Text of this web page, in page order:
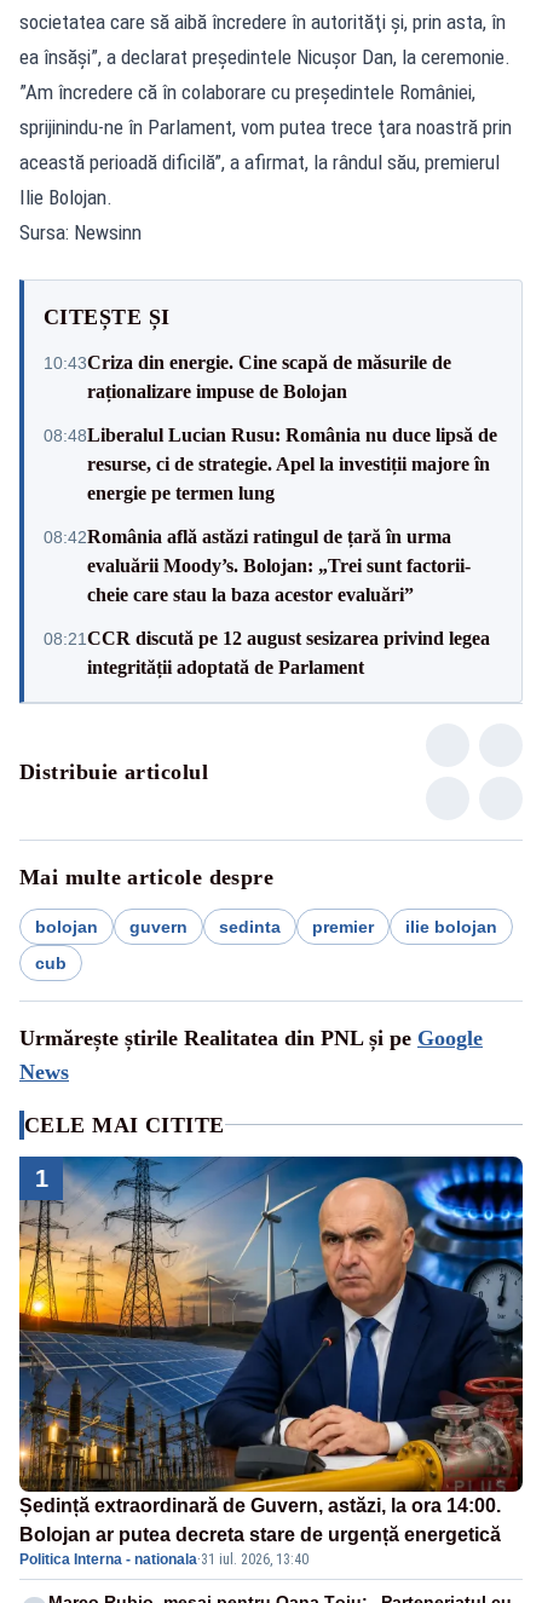
societatea care să aibă încredere în autorităţi şi, prin asta, în
ea însăşi”, a declarat preşedintele Nicuşor Dan, la ceremonie.
”Am încredere că în colaborare cu preşedintele României,
sprijinindu-ne în Parlament, vom putea trece ţara noastră prin
această perioadă dificilă”, a afirmat, la rândul său, premierul
Ilie Bolojan.
Sursa: Newsinn
CITEȘTE ȘI
10:43Criza din energie. Cine scapă de măsurile de
raționalizare impuse de Bolojan
08:48Liberalul Lucian Rusu: România nu duce lipsă de
resurse, ci de strategie. Apel la investiții majore în
energie pe termen lung
08:42România află astăzi ratingul de țară în urma
evaluării Moody’s. Bolojan: „Trei sunt factorii-
cheie care stau la baza acestor evaluări”
08:21CCR discută pe 12 august sesizarea privind legea
integrității adoptată de Parlament
Distribuie articolul
Mai multe articole despre
bolojan guvern sedinta premier
ilie bolojan
cub
Urmărește știrile Realitatea din PNL și pe Google
News
CELE MAI CITITE
1
Ședință extraordinară de Guvern, astăzi, la ora 14:00.
Bolojan ar putea decreta stare de urgență energetică
Politica Interna - nationala·31 iul. 2026, 13:40